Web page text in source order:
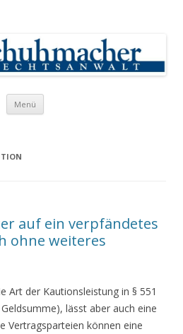
Menü Springe zum Inhalt
auf ein verpfändetes
ohne weiteres
Art der Kautionsleistung in § 551
lässt aber auch eine
Vertragsparteien können eine